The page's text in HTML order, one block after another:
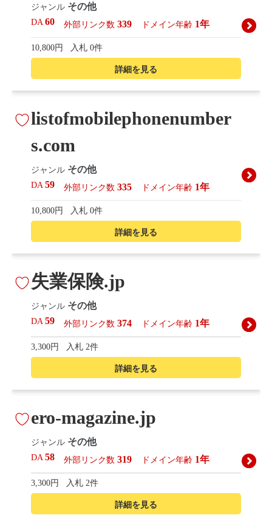
詳細を見る
ジャンル その他
DA60 外部リンク数 339 ドメイン年齢 1年
10,800円 入札 0件
詳細を見る
listofmobilephonenumber
s.com
ジャンル その他
DA59 外部リンク数 335 ドメイン年齢 1年
10,800円 入札 0件
詳細を見る
失業保険.jp
ジャンル その他
DA59 外部リンク数 374 ドメイン年齢 1年
3,300円 入札 2件
詳細を見る
ero-magazine.jp
ジャンル その他
DA58 外部リンク数 319 ドメイン年齢 1年
3,300円 入札 2件